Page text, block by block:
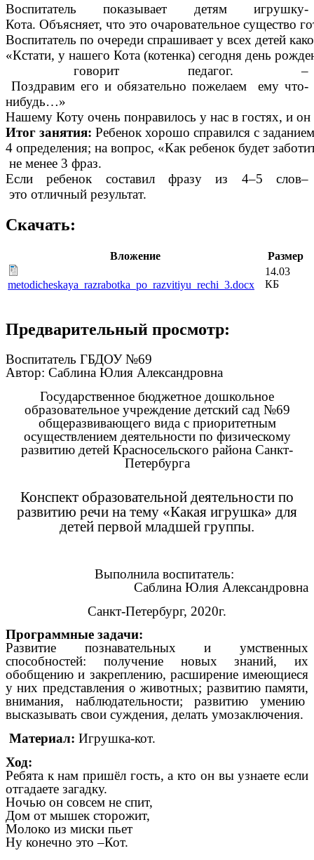
Воспитатель показывает детям игрушку-
Кота. Объясняет, что это очаровательное существо
Воспитатель по очереди спрашивает у всех детей
«Кстати, у нашего Кота (котенка) сегодня день
говорит педагог. –
Поздравим его и обязательно пожелаем ему что-
нибудь…»
Нашему Коту очень понравилось у нас в гостях, и он
Итог занятия: Ребенок хорошо справился с
4 определения; на вопрос, «Как ребенок будет
не менее 3 фраз.
Если ребенок составил фразу из 4–5 слов–
это отличный результат.
Скачать:
Вложение Размер
metodicheskaya_razrabotka_po_razvitiyu_rechi_3.docx
14.03
КБ
Предварительный просмотр:
Воспитатель ГБДОУ №69
Автор: Саблина Юлия Александровна
Государственное бюджетное дошкольное
образовательное учреждение детский сад №69
общеразвивающего вида с приоритетным
осуществлением деятельности по физическому
развитию детей Красносельского района Санкт-
Петербурга
Конспект образовательной деятельности по
развитию речи на тему «Какая игрушка» для
детей первой младшей группы.
Выполнила воспитатель:
Саблина Юлия Александровна
Санкт-Петербург, 2020г.
Программные задачи:
Развитие познавательных и умственных
способностей: получение новых знаний, их
обобщению и закреплению, расширение имеющиеся
у них представления о животных; развитию памяти,
внимания, наблюдательности; развитию умению
высказывать свои суждения, делать умозаключения.
Материал: Игрушка-кот.
Ход:
Ребята к нам пришёл гость, а кто он вы узнаете если
отгадаете загадку.
Ночью он совсем не спит,
Дом от мышек сторожит,
Молоко из миски пьет
Ну конечно это –Кот.